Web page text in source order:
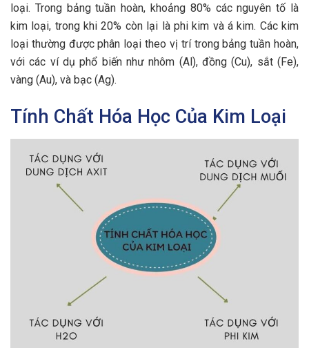
loại. Trong bảng tuần hoàn, khoảng 80% các nguyên tố là
kim loại, trong khi 20% còn lại là phi kim và á kim. Các kim
loại thường được phân loại theo vị trí trong bảng tuần hoàn,
với các ví dụ phổ biến như nhôm (Al), đồng (Cu), sắt (Fe),
vàng (Au), và bạc (Ag).
Tính Chất Hóa Học Của Kim Loại